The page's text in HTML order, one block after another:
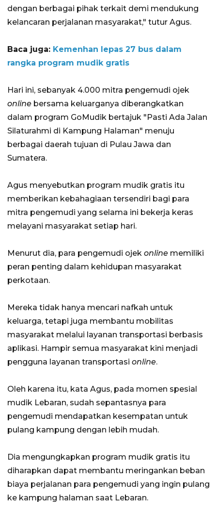
dengan berbagai pihak terkait demi mendukung
kelancaran perjalanan masyarakat," tutur Agus.
Baca juga: Kemenhan lepas 27 bus dalam
rangka program mudik gratis
Hari ini, sebanyak 4.000 mitra pengemudi ojek
online bersama keluarganya diberangkatkan
dalam program GoMudik bertajuk "Pasti Ada Jalan
Silaturahmi di Kampung Halaman" menuju
berbagai daerah tujuan di Pulau Jawa dan
Sumatera.
Agus menyebutkan program mudik gratis itu
memberikan kebahagiaan tersendiri bagi para
mitra pengemudi yang selama ini bekerja keras
melayani masyarakat setiap hari.
Menurut dia, para pengemudi ojek online memiliki
peran penting dalam kehidupan masyarakat
perkotaan.
Mereka tidak hanya mencari nafkah untuk
keluarga, tetapi juga membantu mobilitas
masyarakat melalui layanan transportasi berbasis
aplikasi. Hampir semua masyarakat kini menjadi
pengguna layanan transportasi online.
Oleh karena itu, kata Agus, pada momen spesial
mudik Lebaran, sudah sepantasnya para
pengemudi mendapatkan kesempatan untuk
pulang kampung dengan lebih mudah.
Dia mengungkapkan program mudik gratis itu
diharapkan dapat membantu meringankan beban
biaya perjalanan para pengemudi yang ingin pulang
ke kampung halaman saat Lebaran.